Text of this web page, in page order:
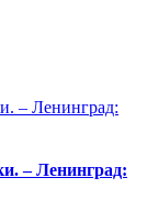
– Ленинград: